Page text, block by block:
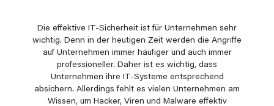
Die effektive IT-Sicherheit ist für Unternehmen sehr
wichtig. Denn in der heutigen Zeit werden die Angriffe
auf Unternehmen immer häufiger und auch immer
professioneller. Daher ist es wichtig, dass
Unternehmen ihre IT-Systeme entsprechend
absichern. Allerdings fehlt es vielen Unternehmen am
Wissen, um Hacker, Viren und Malware effektiv